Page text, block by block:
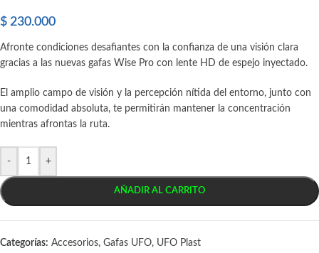
$ 230.000
Afronte condiciones desafiantes con la confianza de una visión clara
gracias a las nuevas gafas Wise Pro con lente HD de espejo inyectado.
El amplio campo de visión y la percepción nítida del entorno, junto con
una comodidad absoluta, te permitirán mantener la concentración
mientras afrontas la ruta.
- +
AÑADIR AL CARRITO
Categorías: Accesorios, Gafas UFO, UFO Plast